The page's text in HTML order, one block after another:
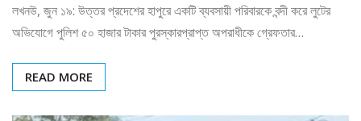
লখনউ, জুন ১৯: উত্তর প্রদেশের হাপুরে একটি ব্যবসায়ী পরিবারকে বন্দী করে লুটের
অভিযোগে পুলিশ ৫০ হাজার টাকার পুরস্কারপ্রাপ্ত অপরাধীকে গ্রেফতার…
READ MORE